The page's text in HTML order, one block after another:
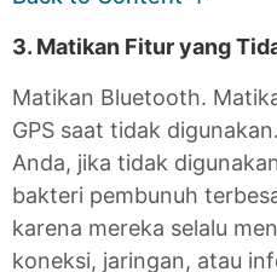
3. Matikan Fitur yang
Matikan Bluetooth.
GPS saat tidak
Anda, jika tidak
bakteri pembunuh
karena mereka selalu
koneksi, jaringan, atau